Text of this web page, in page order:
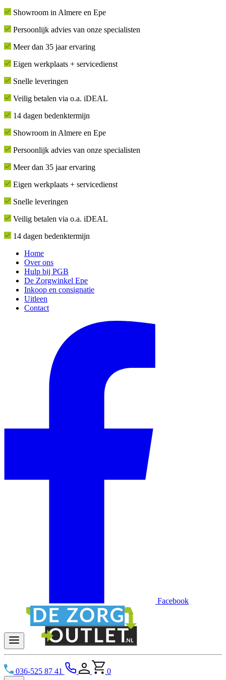
Showroom in Almere en Epe
Persoonlijk advies van onze specialisten
Meer dan 35 jaar ervaring
Eigen werkplaats + servicedienst
Snelle leveringen
Veilig betalen via o.a. iDEAL
14 dagen bedenktermijn
Showroom in Almere en Epe
Persoonlijk advies van onze specialisten
Meer dan 35 jaar ervaring
Eigen werkplaats + servicedienst
Snelle leveringen
Veilig betalen via o.a. iDEAL
14 dagen bedenktermijn
Home
Over ons
Hulp bij PGB
De Zorgwinkel Epe
Inkoop en consignatie
Uitleen
Contact
Facebook
036-525 87 41 0